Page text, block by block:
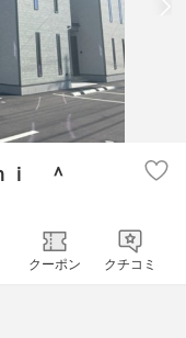
ｉ ＾
クーポン クチコミ